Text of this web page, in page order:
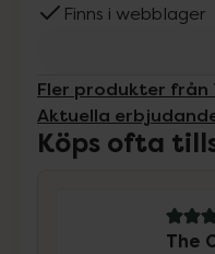
Finns i webblager
Fler produkter från
Aktuella
Köps ofta
4.7
The